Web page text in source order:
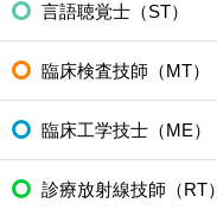
言語聴覚士（ST）
臨床検査技師（MT）
臨床工学技士（ME）
診療放射線技師（RT）